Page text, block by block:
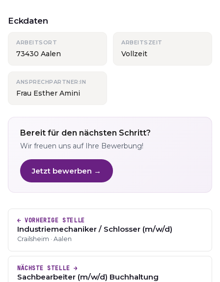
Eckdaten
ARBEITSORT
73430 Aalen
ARBEITSZEIT
Vollzeit
ANSPRECHPARTNER:IN
Frau Esther Amini
Bereit für den nächsten Schritt?
Wir freuen uns auf Ihre Bewerbung!
Jetzt bewerben →
← VORHERIGE STELLE
Industriemechaniker / Schlosser (m/w/d)
Crailsheim · Aalen
NÄCHSTE STELLE →
Sachbearbeiter (m/w/d) Buchhaltung